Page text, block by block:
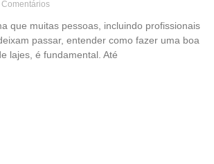
que muitas pessoas, incluindo profissionais
passar, entender como fazer uma boa
lajes, é fundamental. Até